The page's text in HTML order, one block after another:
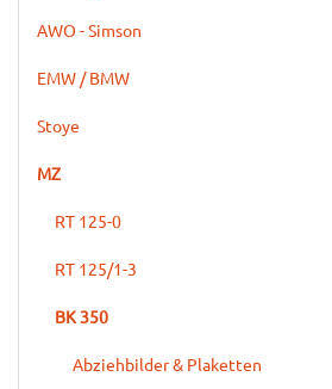
AWO - Simson
EMW / BMW
Stoye
MZ
RT 125-0
RT 125/1-3
BK 350
Abziehbilder & Plaketten